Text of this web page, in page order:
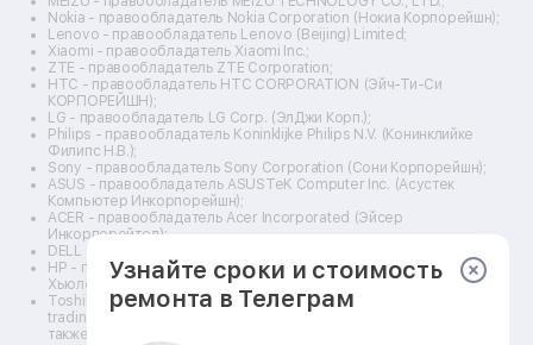
Ремонт снегоуборщиков
Nokia - правообладатель Nokia Corporation (Нокиа Корпорейшн);
Lenovo - правообладатель Lenovo (Beijing) Limited;
Xiaomi - правообладатель Xiaomi Inc.;
ZTE - правообладатель ZTE Corporation;
HTC - правообладатель HTC CORPORATION (Эйч-Ти-Си
КОРПОРЕЙШН);
LG - правообладатель LG Corp. (ЭлДжи Корп.);
Philips - правообладатель Koninklijke Philips N.V. (Конинклийке
Филипс Н.В.);
Sony - правообладатель Sony Corporation (Сони Корпорейшн);
ASUS - правообладатель ASUSTeK Computer Inc. (Асустек
Компьютер Инкорпорейшн);
ACER - правообладатель Acer Incorporated (Эйсер
Инкорпорейтед);
DELL - правообладатель Dell Inc.(Делл Инк.);
HP - правообладатель HP Hewlett-Packard Group LLC (ЭйчПи
Хьюлетт Паккард Груп ЛЛК);
Toshiba - правообладатель KABUSHIKI KAISHA TOSHIBA, also
trading as Toshiba Corporation (КАБУШИКИ КАЙША ТОШИБА
также торгующая как Тосиба Корпорейшн).
Узнайте сроки и стоимость
ремонта в Телеграм